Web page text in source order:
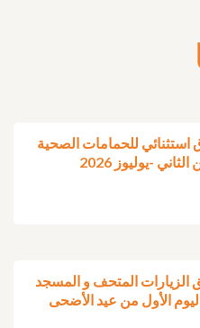
استثنائي للحمامات الصحية
-يوليوز 2026
الزيارات المتحف و المسجد
الأول من عيد الأضحى